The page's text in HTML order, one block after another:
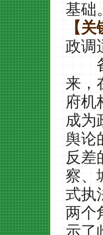
基础
【关
政调
备
来，
府机
成为
舆论
反差
察、
式执
两个
示了